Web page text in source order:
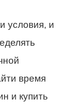
условия, и
время
и купить